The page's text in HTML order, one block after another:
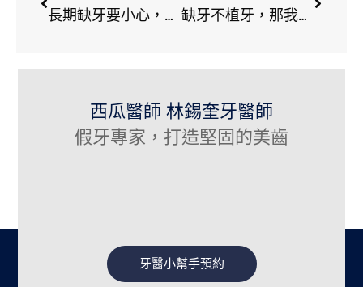
長期缺牙要小心，除了飲食，腸胃道也會出問題 缺牙不植牙，那我還有什麼選擇？
西瓜醫師 林錫奎牙醫師
假牙專家，打造堅固的美齒
牙醫小幫手預約